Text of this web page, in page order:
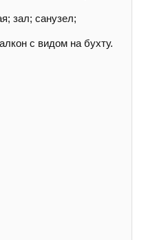
зал; санузел;
с видом на бухту.